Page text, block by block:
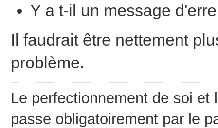
Y a t-il un message
Il faudrait être nettement
problème.
Le perfectionnement de soi
passe obligatoirement par le